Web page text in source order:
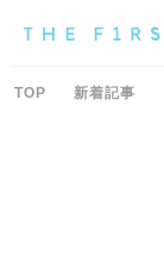
TOP 新着記事